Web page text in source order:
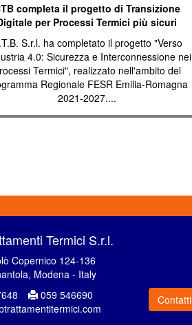
completa il progetto di Transizione
per Processi Termici più sicuri
S.r.l. ha completato il progetto "Verso
4.0: Sicurezza e Interconnessione nei
Termici", realizzato nell'ambito del
Regionale FESR Emilia-Romagna
2021-2027....
Termici S.r.l.
Copernico 124-136
Modena - Italy
Contatti
059 546690